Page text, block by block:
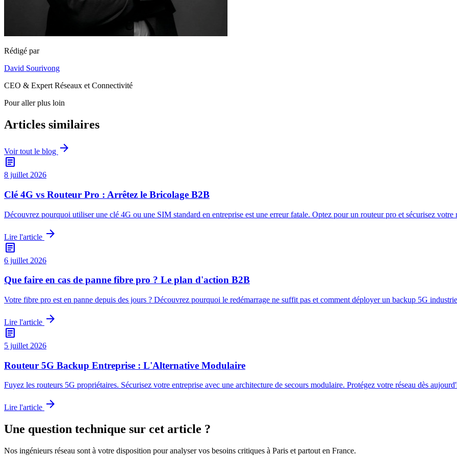
Rédigé par
David Sourivong
CEO & Expert Réseaux et Connectivité
Pour aller plus loin
Articles similaires
Voir tout le blog arrow_forward
article
8 juillet 2026
Clé 4G vs Routeur Pro : Arrêtez le Bricolage B2B
Découvrez pourquoi utiliser une clé 4G ou une SIM standard en entreprise est une erreur fatale. Optez pour un routeur pro et sécurisez votre
Lire l'article arrow_forward
article
6 juillet 2026
Que faire en cas de panne fibre pro ? Le plan d'action B2B
Votre fibre pro est en panne depuis des jours ? Découvrez pourquoi le redémarrage ne suffit pas et comment déployer un backup 5G
Lire l'article arrow_forward
article
5 juillet 2026
Routeur 5G Backup Entreprise : L'Alternative Modulaire
Fuyez les routeurs 5G propriétaires. Sécurisez votre entreprise avec une architecture de secours modulaire. Protégez votre réseau dès
Lire l'article arrow_forward
Une question technique sur cet article ?
Nos ingénieurs réseau sont à votre disposition pour analyser vos besoins critiques à Paris et partout en France.